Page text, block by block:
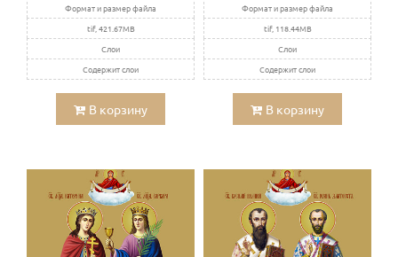
Формат и размер файла
tif, 421.67MB
Слои
Содержит слои
В корзину
Формат и размер файла
tif, 118.44MB
Слои
Содержит слои
В корзину